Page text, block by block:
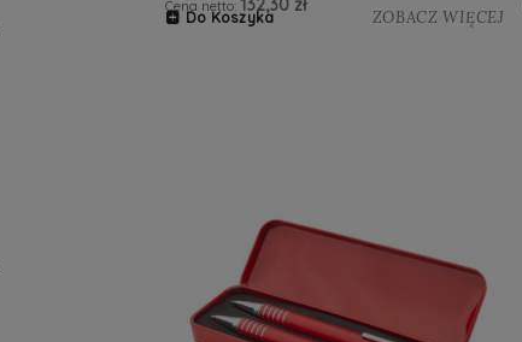
Cena netto: 132,30 zł
Do Koszyka ZOBACZ WIĘCEJ